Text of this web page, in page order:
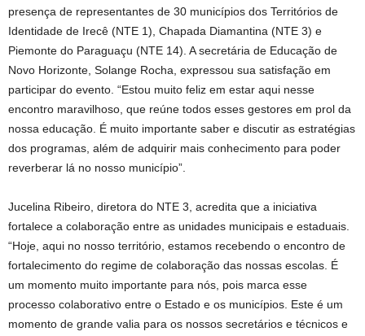
presença de representantes de 30 municípios dos Territórios de
Identidade de Irecê (NTE 1), Chapada Diamantina (NTE 3) e
Piemonte do Paraguaçu (NTE 14). A secretária de Educação de
Novo Horizonte, Solange Rocha, expressou sua satisfação em
participar do evento. “Estou muito feliz em estar aqui nesse
encontro maravilhoso, que reúne todos esses gestores em prol da
nossa educação. É muito importante saber e discutir as estratégias
dos programas, além de adquirir mais conhecimento para poder
reverberar lá no nosso município”.
Jucelina Ribeiro, diretora do NTE 3, acredita que a iniciativa
fortalece a colaboração entre as unidades municipais e estaduais.
“Hoje, aqui no nosso território, estamos recebendo o encontro de
fortalecimento do regime de colaboração das nossas escolas. É
um momento muito importante para nós, pois marca esse
processo colaborativo entre o Estado e os municípios. Este é um
momento de grande valia para os nossos secretários e técnicos e